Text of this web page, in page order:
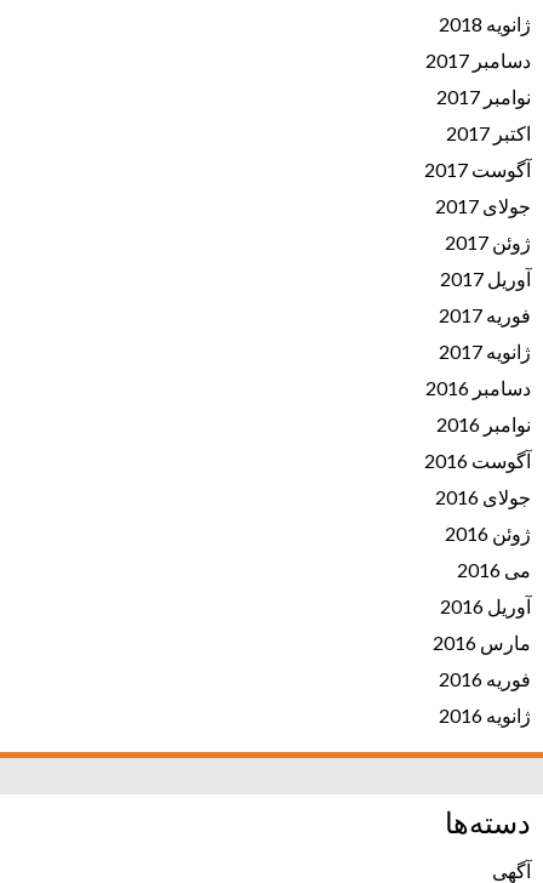
ژانویه 2018
دسامبر 2017
نوامبر 2017
اکتبر 2017
آگوست 2017
جولای 2017
ژوئن 2017
آوریل 2017
فوریه 2017
ژانویه 2017
دسامبر 2016
نوامبر 2016
آگوست 2016
جولای 2016
ژوئن 2016
می 2016
آوریل 2016
مارس 2016
فوریه 2016
ژانویه 2016
دسته‌ها
آگهی